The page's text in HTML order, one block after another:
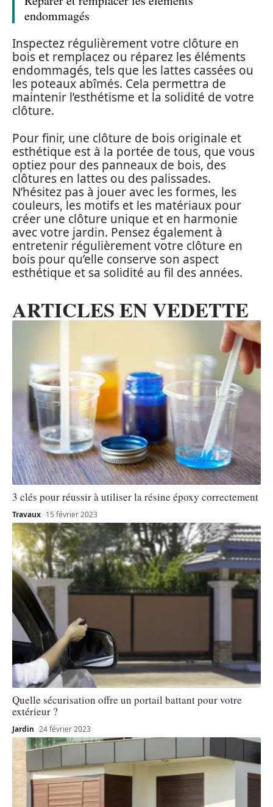
endommagés
Inspectez régulièrement votre clôture en
bois et remplacez ou réparez les éléments
endommagés, tels que les lattes cassées ou
les poteaux abîmés. Cela permettra de
maintenir l’esthétisme et la solidité de votre
clôture.
Pour finir, une clôture de bois originale et
esthétique est à la portée de tous, que vous
optiez pour des panneaux de bois, des
clôtures en lattes ou des palissades.
N’hésitez pas à jouer avec les formes, les
couleurs, les motifs et les matériaux pour
créer une clôture unique et en harmonie
avec votre jardin. Pensez également à
entretenir régulièrement votre clôture en
bois pour qu’elle conserve son aspect
esthétique et sa solidité au fil des années.
ARTICLES EN VEDETTE
3 clés pour réussir à utiliser la résine époxy correctement
Travaux 15 février 2023
Quelle sécurisation offre un portail battant pour votre
extérieur ?
Jardin 24 février 2023